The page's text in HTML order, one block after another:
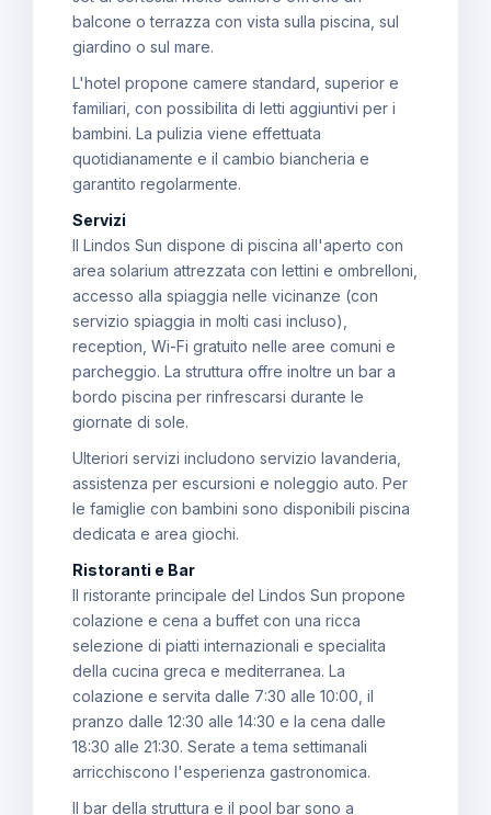
balcone o terrazza con vista sulla piscina, sul
giardino o sul mare.
L'hotel propone camere standard, superior e
familiari, con possibilita di letti aggiuntivi per i
bambini. La pulizia viene effettuata
quotidianamente e il cambio biancheria e
garantito regolarmente.
Servizi
Il Lindos Sun dispone di piscina all'aperto con
area solarium attrezzata con lettini e ombrelloni,
accesso alla spiaggia nelle vicinanze (con
servizio spiaggia in molti casi incluso),
reception, Wi-Fi gratuito nelle aree comuni e
parcheggio. La struttura offre inoltre un bar a
bordo piscina per rinfrescarsi durante le
giornate di sole.
Ulteriori servizi includono servizio lavanderia,
assistenza per escursioni e noleggio auto. Per
le famiglie con bambini sono disponibili piscina
dedicata e area giochi.
Ristoranti e Bar
Il ristorante principale del Lindos Sun propone
colazione e cena a buffet con una ricca
selezione di piatti internazionali e specialita
della cucina greca e mediterranea. La
colazione e servita dalle 7:30 alle 10:00, il
pranzo dalle 12:30 alle 14:30 e la cena dalle
18:30 alle 21:30. Serate a tema settimanali
arricchiscono l'esperienza gastronomica.
Il bar della struttura e il pool bar sono a